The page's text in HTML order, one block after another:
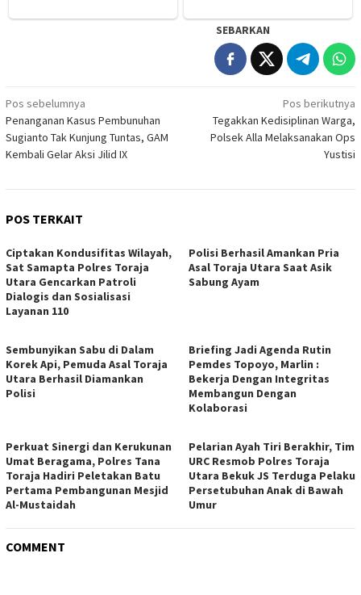
SEBARKAN
Navigasi
pos
Pos sebelumnya
Penanganan Kasus Pembunuhan
Sugianto Tak Kunjung Tuntas, GAM
Kembali Gelar Aksi Jilid IX
Pos berikutnya
Tegakkan Kedisiplinan Warga,
Polsek Alla Melaksanakan Ops
Yustisi
POS TERKAIT
Ciptakan Kondusifitas Wilayah,
Sat Samapta Polres Toraja
Utara Gencarkan Patroli
Dialogis dan Sosialisasi
Layanan 110
Polisi Berhasil Amankan Pria
Asal Toraja Utara Saat Asik
Sabung Ayam
Sembunyikan Sabu di Dalam
Korek Api, Pemuda Asal Toraja
Utara Berhasil Diamankan
Polisi
Briefing Jadi Agenda Rutin
Pemdes Topoyo, Marlin :
Bekerja Dengan Integritas
Membangun Dengan
Kolaborasi
Perkuat Sinergi dan Kerukunan
Umat Beragama, Polres Tana
Toraja Hadiri Peletakan Batu
Pertama Pembangunan Mesjid
Al-Mustaidah
Pelarian Ayah Tiri Berakhir, Tim
URC Resmob Polres Toraja
Utara Bekuk JS Terduga Pelaku
Persetubuhan Anak di Bawah
Umur
COMMENT